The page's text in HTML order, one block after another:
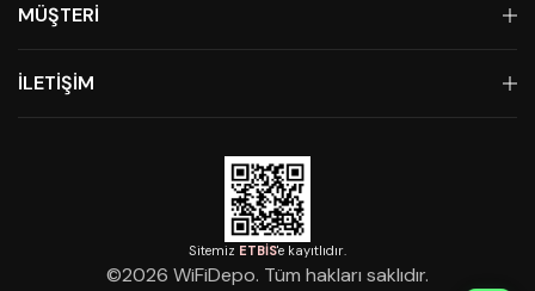
MÜŞTERİ
İLETİŞİM
Sitemiz ETBİS'e kayıtlıdır.
©2026 WiFiDepo. Tüm hakları saklıdır.